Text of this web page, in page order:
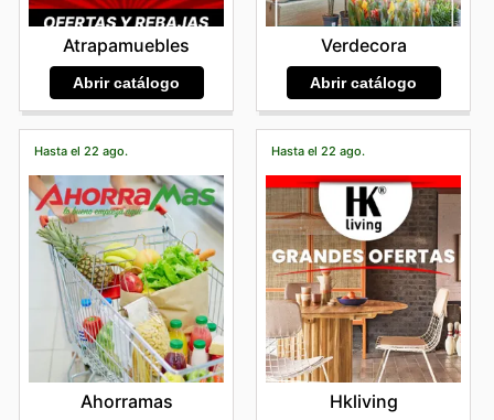
Atrapamuebles
Abrir catálogo
Verdecora
Abrir catálogo
Hasta el 22 ago.
Ahorramas
Hasta el 22 ago.
Hkliving